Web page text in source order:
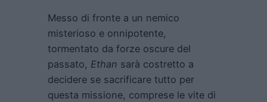
Messo di fronte a un nemico
misterioso e onnipotente,
tormentato da forze oscure del
passato, Ethan sarà costretto a
decidere se sacrificare tutto per
questa missione, comprese le vite di